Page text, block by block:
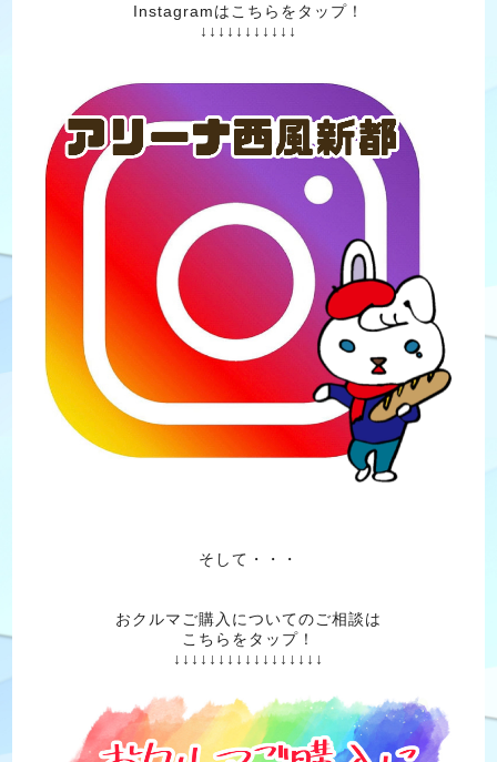
Instagramはこちらをタップ！
↓↓↓↓↓↓↓↓↓↓↓
そして・・・
おクルマご購入についてのご相談は
こちらをタップ！
↓↓↓↓↓↓↓↓↓↓↓↓↓↓↓↓↓